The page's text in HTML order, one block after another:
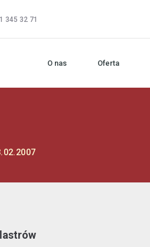
345 32 71
O nas Oferta